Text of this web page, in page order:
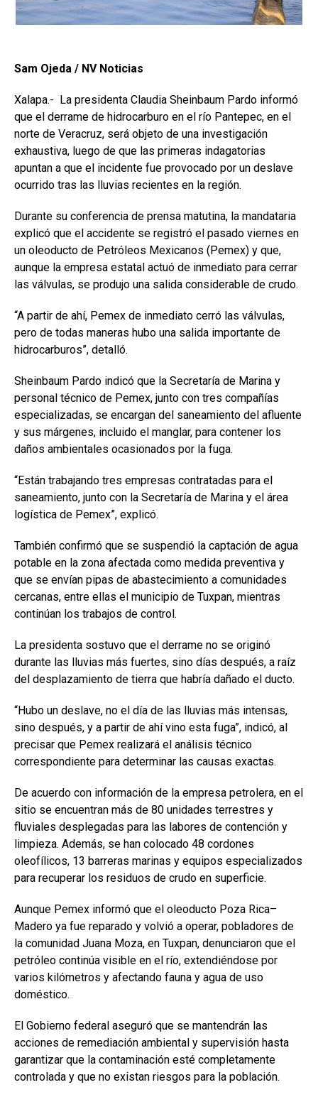
Sam Ojeda / NV Noticias
Xalapa.- La presidenta Claudia Sheinbaum Pardo informó
que el derrame de hidrocarburo en el río Pantepec, en el
norte de Veracruz, será objeto de una investigación
exhaustiva, luego de que las primeras indagatorias
apuntan a que el incidente fue provocado por un deslave
ocurrido tras las lluvias recientes en la región.
Durante su conferencia de prensa matutina, la mandataria
explicó que el accidente se registró el pasado viernes en
un oleoducto de Petróleos Mexicanos (Pemex) y que,
aunque la empresa estatal actuó de inmediato para cerrar
las válvulas, se produjo una salida considerable de crudo.
“A partir de ahí, Pemex de inmediato cerró las válvulas,
pero de todas maneras hubo una salida importante de
hidrocarburos”, detalló.
Sheinbaum Pardo indicó que la Secretaría de Marina y
personal técnico de Pemex, junto con tres compañías
especializadas, se encargan del saneamiento del afluente
y sus márgenes, incluido el manglar, para contener los
daños ambientales ocasionados por la fuga.
“Están trabajando tres empresas contratadas para el
saneamiento, junto con la Secretaría de Marina y el área
logística de Pemex”, explicó.
También confirmó que se suspendió la captación de agua
potable en la zona afectada como medida preventiva y
que se envían pipas de abastecimiento a comunidades
cercanas, entre ellas el municipio de Tuxpan, mientras
continúan los trabajos de control.
La presidenta sostuvo que el derrame no se originó
durante las lluvias más fuertes, sino días después, a raíz
del desplazamiento de tierra que habría dañado el ducto.
“Hubo un deslave, no el día de las lluvias más intensas,
sino después, y a partir de ahí vino esta fuga”, indicó, al
precisar que Pemex realizará el análisis técnico
correspondiente para determinar las causas exactas.
De acuerdo con información de la empresa petrolera, en el
sitio se encuentran más de 80 unidades terrestres y
fluviales desplegadas para las labores de contención y
limpieza. Además, se han colocado 48 cordones
oleofílicos, 13 barreras marinas y equipos especializados
para recuperar los residuos de crudo en superficie.
Aunque Pemex informó que el oleoducto Poza Rica–
Madero ya fue reparado y volvió a operar, pobladores de
la comunidad Juana Moza, en Tuxpan, denunciaron que el
petróleo continúa visible en el río, extendiéndose por
varios kilómetros y afectando fauna y agua de uso
doméstico.
El Gobierno federal aseguró que se mantendrán las
acciones de remediación ambiental y supervisión hasta
garantizar que la contaminación esté completamente
controlada y que no existan riesgos para la población.